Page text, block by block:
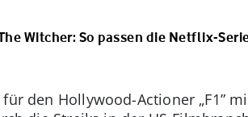
Witcher: So passen die Netflix-
den Hollywood-Actioner „F1”